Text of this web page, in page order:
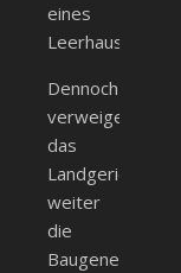
eines
Leerhauses.
Dennoch
verweigerte
das
Landgericht
weiter
die
Baugenehmigung.